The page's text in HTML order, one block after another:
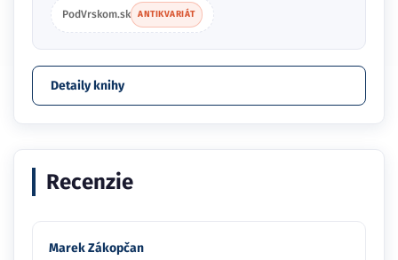
PodVrskom.sk ANTIKVARIÁT
Detaily knihy
Recenzie
Marek Zákopčan